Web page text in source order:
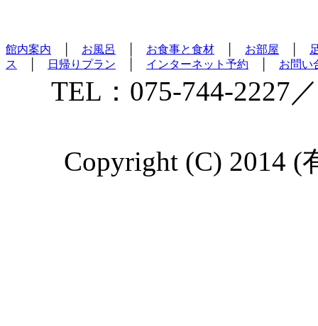
館内案内 お風呂 お食事と食材 お部屋
ス
日帰りプラン インターネット予約 お問い
TEL：075-744-2227
Copyright (C) 2014 (